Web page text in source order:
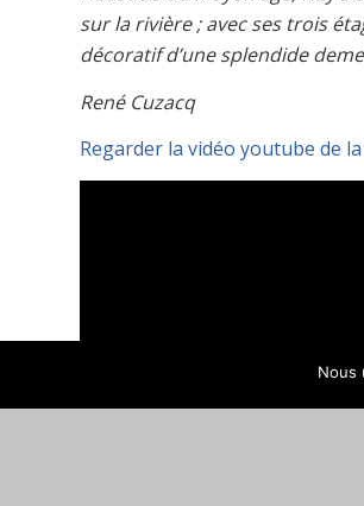
sur la rivière ; avec ses trois
décoratif d’une splendide
René Cuzacq
Regarder la vidéo youtube de
Nous